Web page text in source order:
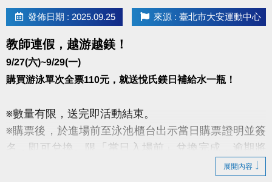
發佈日期 : 2025.09.25 來源 : 臺北市大安運動中心
教師連假，越游越鎂！
9/27(六)~9/29(一)
購買游泳單次全票110元，就送悅氏鎂日補給水一瓶！
※數量有限，送完即活動結束。
※購票後，於進場前至泳池櫃台出示當日購票證明並簽
名，即可兌換。限「當日入場前」兌換完成，逾期將
展開內容